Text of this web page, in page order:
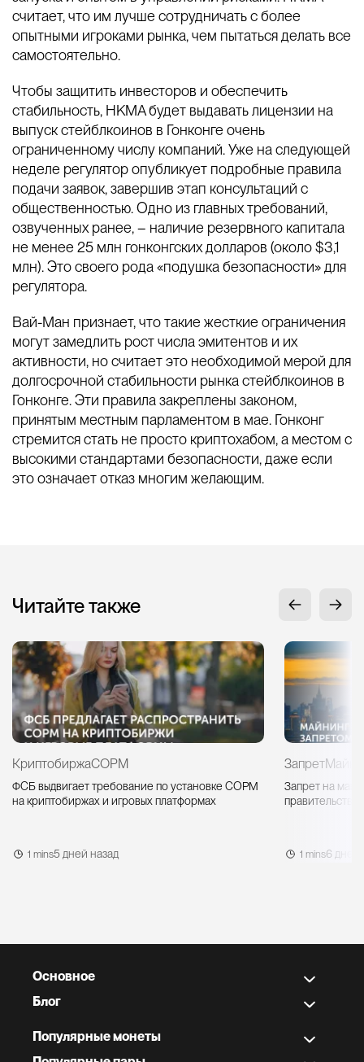
считает, что им лучше сотрудничать с более
опытными игроками рынка, чем пытаться делать все
самостоятельно.
Чтобы защитить инвесторов и обеспечить
стабильность, HKMA будет выдавать лицензии на
выпуск стейблкоинов в Гонконге очень
ограниченному числу компаний. Уже на следующей
неделе регулятор опубликует подробные правила
подачи заявок, завершив этап консультаций с
общественностью. Одно из главных требований,
озвученных ранее, – наличие резервного капитала
не менее 25 млн гонконгских долларов (около $3,1
млн). Это своего рода «подушка безопасности» для
регулятора.
Вай-Ман признает, что такие жесткие ограничения
могут замедлить рост числа эмитентов и их
активности, но считает это необходимой мерой для
долгосрочной стабильности рынка стейблкоинов в
Гонконге. Эти правила закреплены законом,
принятым местным парламентом в мае. Гонконг
стремится стать не просто криптохабом, а местом с
высокими стандартами безопасности, даже если
это означает отказ многим желающим.
Читайте также
КриптобиржаСОРМ
ФСБ выдвигает требование по установке СОРМ
на криптобиржах и игровых платформах
1 mins5 дней назад
Запрет
Запрет на
правительство
1 mins6 дней
Основное
Блог
Популярные монеты